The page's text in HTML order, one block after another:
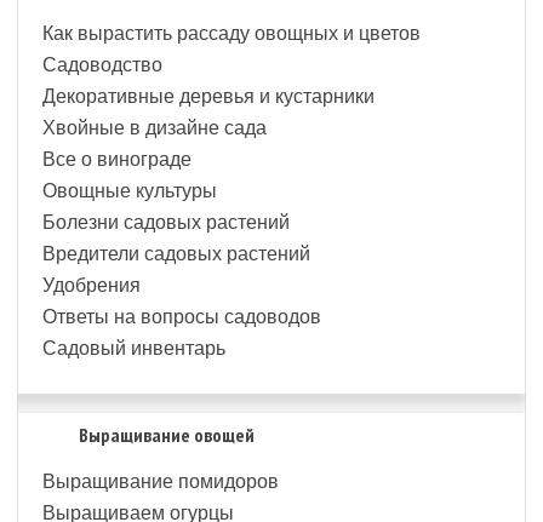
Как вырастить рассаду овощных и цветов
Садоводство
Декоративные деревья и кустарники
Хвойные в дизайне сада
Все о винограде
Овощные культуры
Болезни садовых растений
Вредители садовых растений
Удобрения
Ответы на вопросы садоводов
Садовый инвентарь
Выращивание овощей
Выращивание помидоров
Выращиваем огурцы